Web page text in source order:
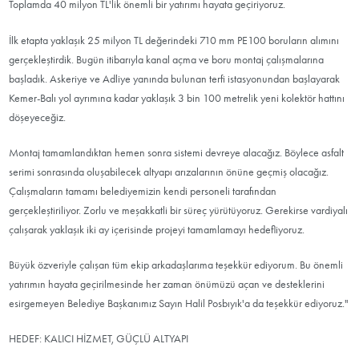
Toplamda 40 milyon TL'lik önemli bir yatırımı hayata geçiriyoruz.
İlk etapta yaklaşık 25 milyon TL değerindeki 710 mm PE100 boruların alımını
gerçekleştirdik. Bugün itibarıyla kanal açma ve boru montaj çalışmalarına
başladık. Askeriye ve Adliye yanında bulunan terfi istasyonundan başlayarak
Kemer-Balı yol ayrımına kadar yaklaşık 3 bin 100 metrelik yeni kolektör hattını
döşeyeceğiz.
Montaj tamamlandıktan hemen sonra sistemi devreye alacağız. Böylece asfalt
serimi sonrasında oluşabilecek altyapı arızalarının önüne geçmiş olacağız.
Çalışmaların tamamı belediyemizin kendi personeli tarafından
gerçekleştiriliyor. Zorlu ve meşakkatli bir süreç yürütüyoruz. Gerekirse vardiyalı
çalışarak yaklaşık iki ay içerisinde projeyi tamamlamayı hedefliyoruz.
Büyük özveriyle çalışan tüm ekip arkadaşlarıma teşekkür ediyorum. Bu önemli
yatırımın hayata geçirilmesinde her zaman önümüzü açan ve desteklerini
esirgemeyen Belediye Başkanımız Sayın Halil Posbıyık'a da teşekkür ediyoruz."
HEDEF: KALICI HİZMET, GÜÇLÜ ALTYAPI